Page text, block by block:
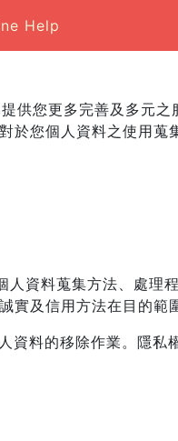
Help
供您更多完善及多元
您個人資料之使用
資料蒐集方法、處理
實及信用方法在目的範
料的移除作業。隱